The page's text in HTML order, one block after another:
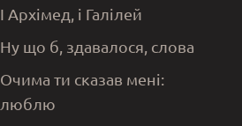
І Архімед, і Галілей
Ну що б, здавалося, слова
Очима ти сказав мені:
люблю